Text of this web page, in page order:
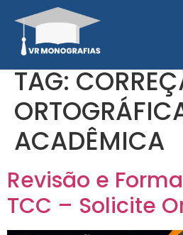
TAG:
ACADÊMICA
Revisão e
TCC – Solicite